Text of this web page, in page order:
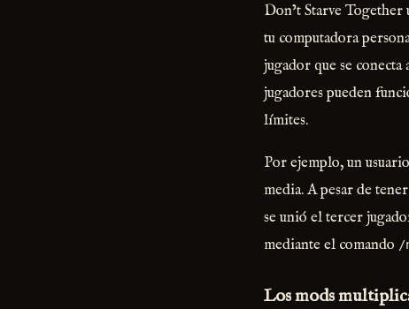
Don’t Starve
tu computadora
jugador que se conecta
jugadores pueden
límites.
Por ejemplo, un
media. A pesar de
se unió el tercer
mediante el comando /
Los mods